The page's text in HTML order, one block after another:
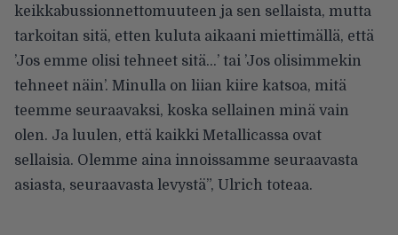
keikkabussionnettomuuteen ja sen sellaista, mutta
tarkoitan sitä, etten kuluta aikaani miettimällä, että
’Jos emme olisi tehneet sitä…’ tai ’Jos olisimmekin
tehneet näin’. Minulla on liian kiire katsoa, mitä
teemme seuraavaksi, koska sellainen minä vain
olen. Ja luulen, että kaikki Metallicassa ovat
sellaisia. Olemme aina innoissamme seuraavasta
asiasta, seuraavasta levystä”, Ulrich toteaa.